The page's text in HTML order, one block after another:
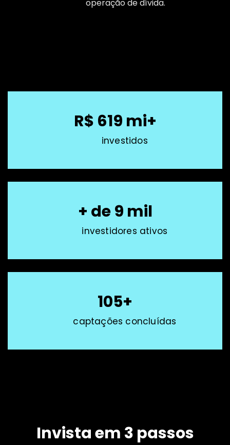
operação de dívida.
R$ 619 mi+
investidos
+ de 9 mil
investidores ativos
105+
captações concluídas
Invista em 3 passos